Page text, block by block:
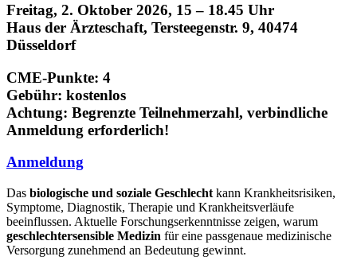
Freitag, 2. Oktober 2026, 15 – 18.45 Uhr
Haus der Ärzteschaft, Tersteegenstr. 9, 40474
Düsseldorf
CME-Punkte: 4
Gebühr: kostenlos
Achtung: Begrenzte Teilnehmerzahl, verbindliche
Anmeldung erforderlich!
Anmeldung
Das biologische und soziale Geschlecht kann Krankheitsrisiken,
Symptome, Diagnostik, Therapie und Krankheitsverläufe
beeinflussen. Aktuelle Forschungserkenntnisse zeigen, warum
geschlechtersensible Medizin für eine passgenaue medizinische
Versorgung zunehmend an Bedeutung gewinnt.